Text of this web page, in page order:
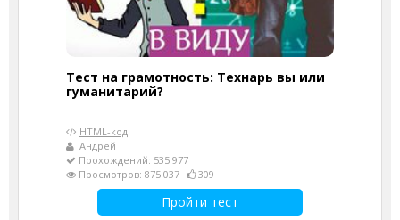
Тест на грамотность: Технарь вы или
гуманитарий?
HTML-код
Андрей
Прохождений: 535 977
Просмотров: 875 037
309
Пройти тест